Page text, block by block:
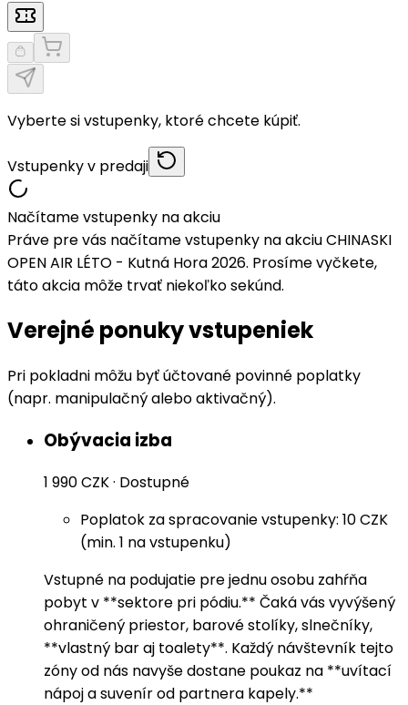
Vyberte si vstupenky, ktoré chcete kúpiť.
Vstupenky v predaji
Načítame vstupenky na akciu
Práve pre vás načítame vstupenky na akciu CHINASKI
OPEN AIR LÉTO - Kutná Hora 2026. Prosíme vyčkete,
táto akcia môže trvať niekoľko sekúnd.
Verejné ponuky vstupeniek
Pri pokladni môžu byť účtované povinné poplatky
(napr. manipulačný alebo aktivačný).
Obývacia izba
1 990 CZK· Dostupné
Poplatok za spracovanie vstupenky: 10 CZK
(min. 1 na vstupenku)
Vstupné na podujatie pre jednu osobu zahŕňa
pobyt v **sektore pri pódiu.** Čaká vás vyvýšený
ohraničený priestor, barové stolíky, slnečníky,
**vlastný bar aj toalety**. Každý návštevník tejto
zóny od nás navyše dostane poukaz na **uvítací
nápoj a suvenír od partnera kapely.**